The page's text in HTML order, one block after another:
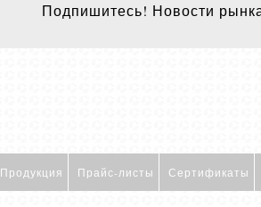
Подпишитесь! Новости
Продукция Прайс-листы Сертификаты